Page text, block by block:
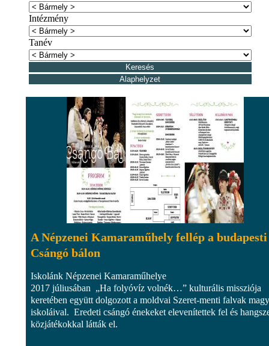
Intézmény
Tanév
A Népzenei Kamaraműhely fellép a budapesti
Csángó bálon
Iskolánk Népzenei Kamaraműhelye
2017 júliusában „Ha folyóvíz volnék…” kulturális missziója
keretében együtt dolgozott a moldvai Szeret-menti falvak
iskoláival. Eredeti csángó énekeket elevenítettek fel és
közjátékokkal látták el.